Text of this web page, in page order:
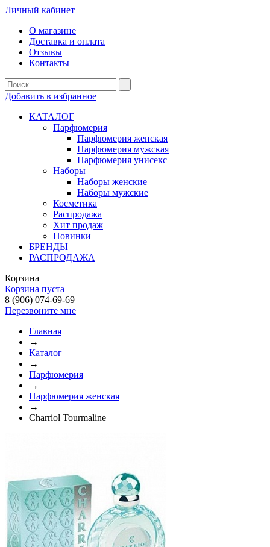
Личный кабинет
О магазине
Доставка и оплата
Отзывы
Контакты
Добавить в избранное
КАТАЛОГ
Парфюмерия
Парфюмерия женская
Парфюмерия мужская
Парфюмерия унисекс
Наборы
Наборы женские
Наборы мужские
Косметика
Распродажа
Хит продаж
Новинки
БРЕНДЫ
РАСПРОДАЖА
Корзина
Корзина пуста
8 (906) 074-69-69
Перезвоните мне
Главная
→
Каталог
→
Парфюмерия
→
Парфюмерия женская
→
Charriol Tourmaline